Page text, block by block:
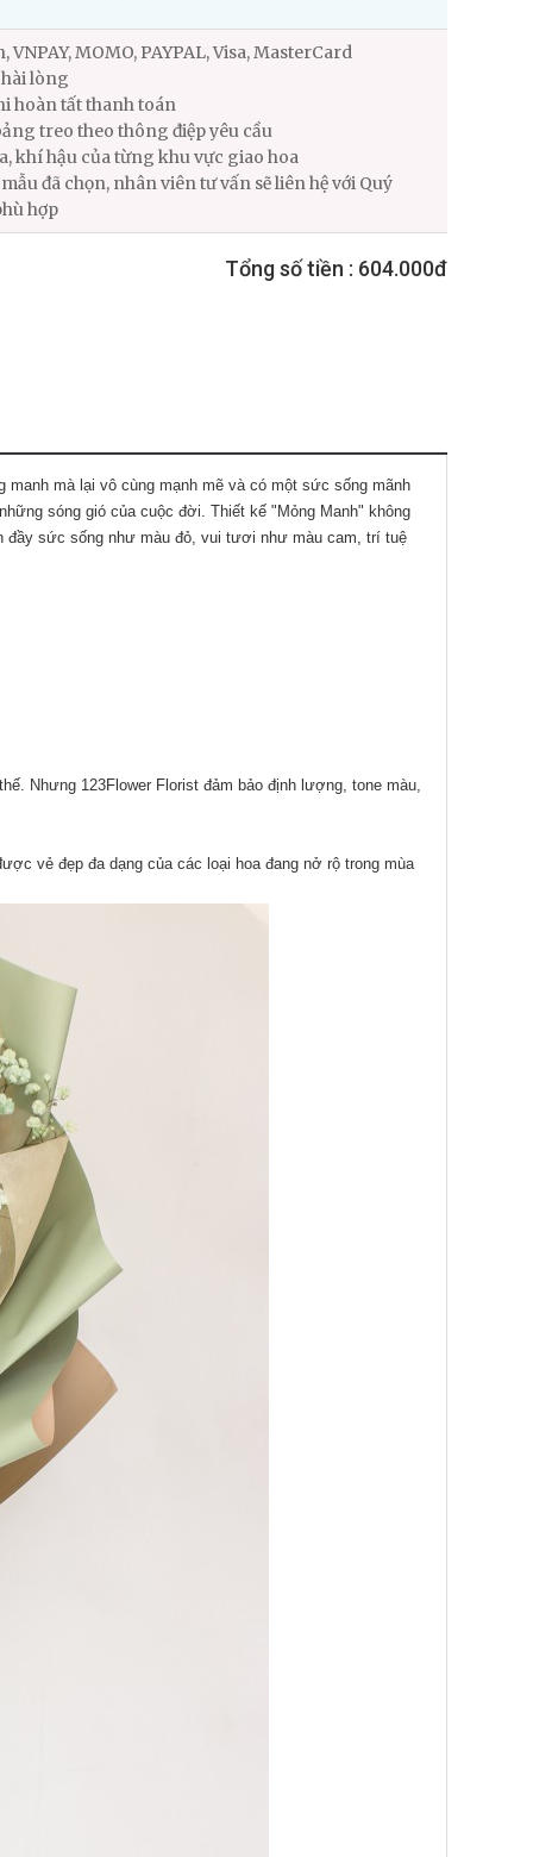
MOMO, PAYPAL, Visa, MasterCard
lòng
hoàn tất thanh toán
treo theo thông điệp yêu cầu
khí hậu của từng khu vực giao hoa
đã chọn, nhân viên tư vấn sẽ liên hệ với Quý
hợp
Tổng số tiền : 604.000đ
mà lại vô cùng mạnh mẽ và có một sức sống mãnh
sóng gió của cuộc đời. Thiết kế "Mỏng Manh" không
đầy sức sống như màu đỏ, vui tươi như màu cam, trí tuệ
Nhưng 123Flower Florist đảm bảo định lượng, tone màu,
vẻ đẹp đa dạng của các loại hoa đang nở rộ trong mùa